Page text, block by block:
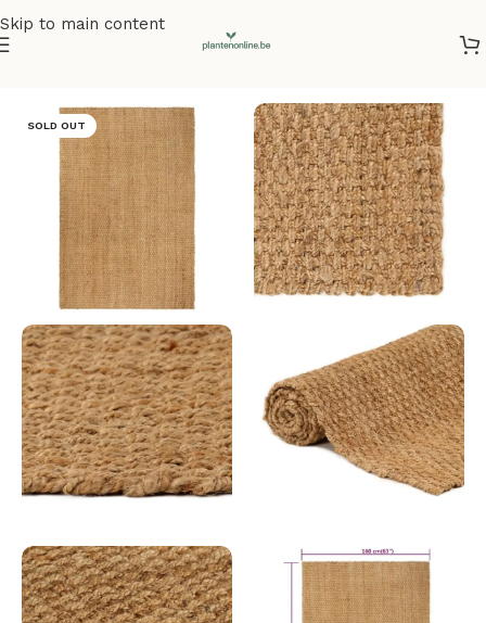
Skip to main content
SOLD OUT